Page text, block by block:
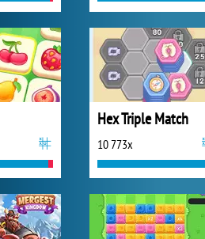
Hex Triple Match
10 773x